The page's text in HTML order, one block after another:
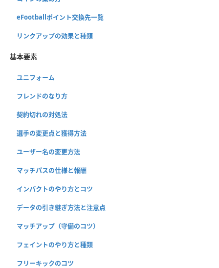
eFootballポイント交換先一覧
リンクアップの効果と種類
基本要素
ユニフォーム
フレンドのなり方
契約切れの対処法
選手の変更点と獲得方法
ユーザー名の変更方法
マッチパスの仕様と報酬
インパクトのやり方とコツ
データの引き継ぎ方法と注意点
マッチアップ（守備のコツ）
フェイントのやり方と種類
フリーキックのコツ